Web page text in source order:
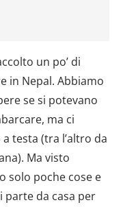
un po’ di
in Nepal. Abbiamo
se si potevano
ma ci
testa (tra l’altro da
Ma visto
solo poche cose e
parte da casa per